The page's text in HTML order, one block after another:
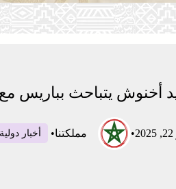
أخنوش يتباحث بباريس
• مملكتنا• أخبار دولية